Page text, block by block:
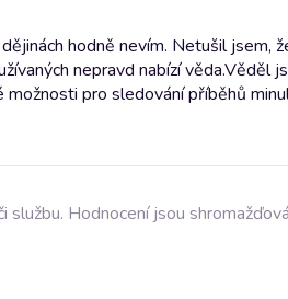
hodně nevím. Netušil jsem,
nepravd nabízí věda.Věděl
pro sledování příběhů
Hodnocení jsou